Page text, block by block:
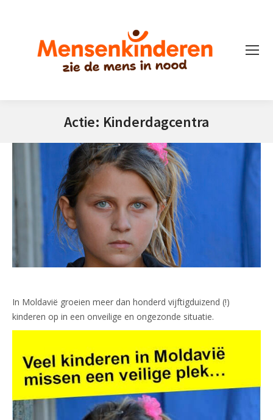
Actie: Kinderdagcentra
In Moldavië groeien meer dan honderd vijftigduizend (!)
kinderen op in een onveilige en ongezonde situatie.